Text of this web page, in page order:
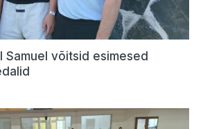
Samuel võitsid esimesed